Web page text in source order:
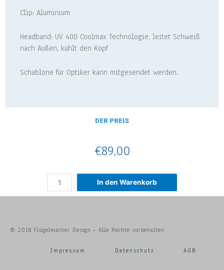
Clip: Aluminium
Headband: UV 400 Coolmax Technologie, leitet Schweiß
nach Außen, kühlt den Kopf
Schablone für Optiker kann mitgesendet werden.
DER PREIS
€89,00
In den Warenkorb
© 2018 Flügelmacher Design • Alle Rechte vorbehalten
Impressum Datenschutz AGB